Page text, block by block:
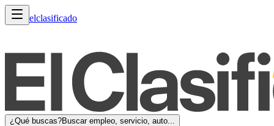
elclasificado
¿Qué buscas?Buscar empleo, servicio, auto...